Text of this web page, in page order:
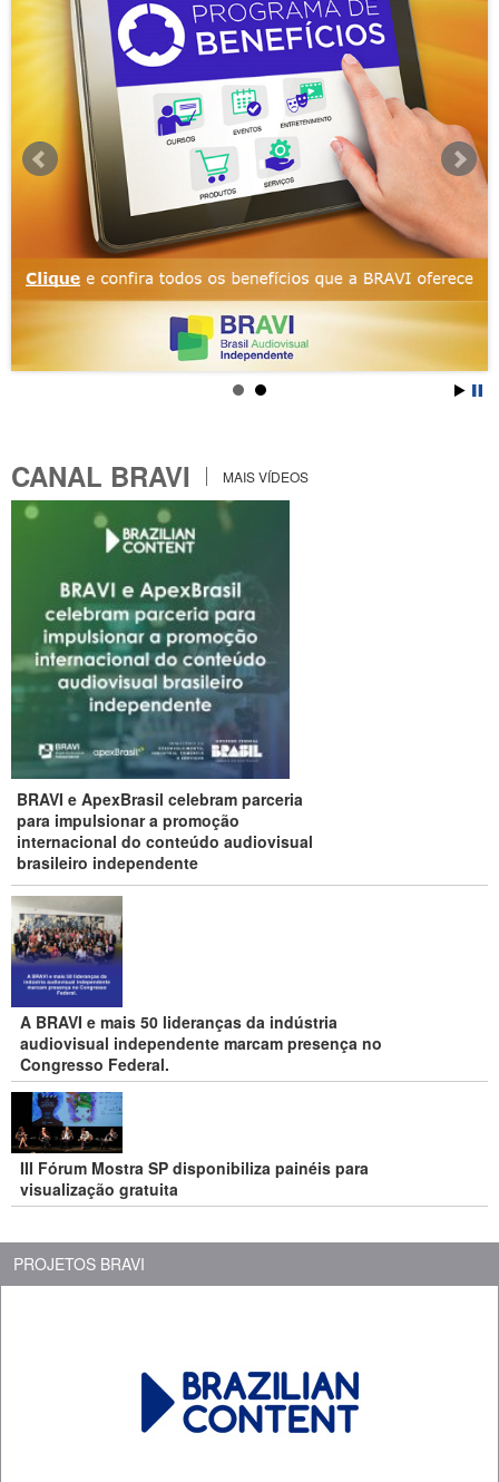
CANAL BRAVI MAIS VÍDEOS
BRAVI e ApexBrasil celebram parceria
para impulsionar a promoção
internacional do conteúdo audiovisual
brasileiro independente
A BRAVI e mais 50 lideranças da indústria
audiovisual independente marcam presença no
Congresso Federal.
III Fórum Mostra SP disponibiliza painéis para
visualização gratuita
PROJETOS BRAVI